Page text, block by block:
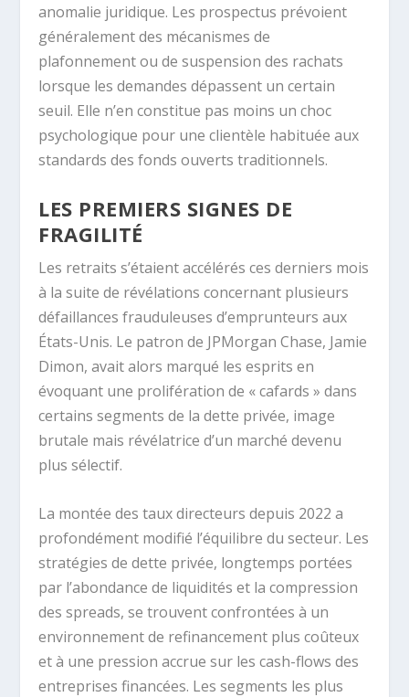
anomalie juridique. Les prospectus prévoient
généralement des mécanismes de
plafonnement ou de suspension des rachats
lorsque les demandes dépassent un certain
seuil. Elle n’en constitue pas moins un choc
psychologique pour une clientèle habituée aux
standards des fonds ouverts traditionnels.
LES PREMIERS SIGNES DE
FRAGILITÉ
Les retraits s’étaient accélérés ces derniers mois
à la suite de révélations concernant plusieurs
défaillances frauduleuses d’emprunteurs aux
États-Unis. Le patron de JPMorgan Chase, Jamie
Dimon, avait alors marqué les esprits en
évoquant une prolifération de « cafards » dans
certains segments de la dette privée, image
brutale mais révélatrice d’un marché devenu
plus sélectif.
La montée des taux directeurs depuis 2022 a
profondément modifié l’équilibre du secteur. Les
stratégies de dette privée, longtemps portées
par l’abondance de liquidités et la compression
des spreads, se trouvent confrontées à un
environnement de refinancement plus coûteux
et à une pression accrue sur les cash-flows des
entreprises financées. Les segments les plus